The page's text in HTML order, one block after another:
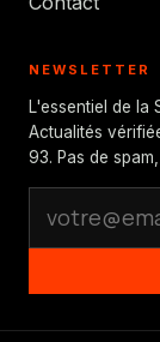
NEWSLETTER
L'essentiel de la
Actualités
93. Pas de